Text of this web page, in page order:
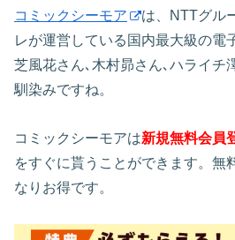
コミックシーモア
は、NTTグル
レが運営している国内最大級の電
芝風花さん､木村昴さん､ハライチ
馴染みですね。
コミックシーモアは新規無料会員
をすぐに貰うことができます。無
なりお得です。